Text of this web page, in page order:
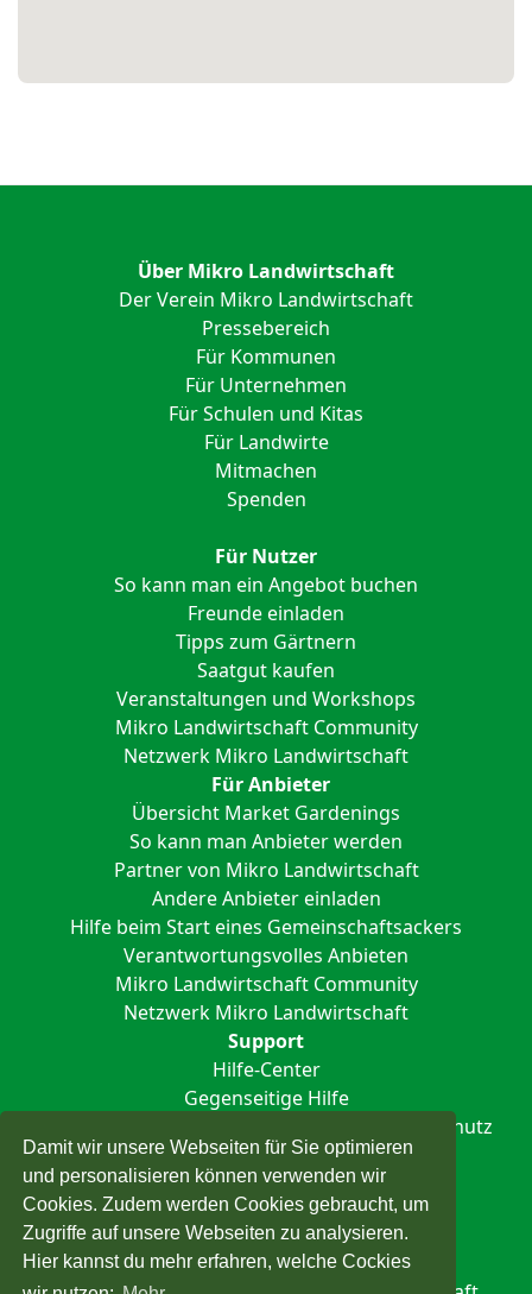
Damit wir unsere Webseiten für Sie optimieren
und personalisieren können verwenden wir
Cookies. Zudem werden Cookies gebraucht, um
Zugriffe auf unsere Webseiten zu analysieren.
Hier kannst du mehr erfahren, welche Cockies
Über Mikro Landwirtschaft
Der Verein Mikro Landwirtschaft
Pressebereich
Für Kommunen
Für Unternehmen
Für Schulen und Kitas
Für Landwirte
Mitmachen
Spenden
Für Nutzer
So kann man ein Angebot buchen
Freunde einladen
Tipps zum Gärtnern
Saatgut kaufen
Veranstaltungen und Workshops
Mikro Landwirtschaft Community
Netzwerk Mikro Landwirtschaft
Für Anbieter
Übersicht Market Gardenings
So kann man Anbieter werden
Partner von Mikro Landwirtschaft
Andere Anbieter einladen
Hilfe beim Start eines Gemeinschaftsackers
Verantwortungsvolles Anbieten
Mikro Landwirtschaft Community
Netzwerk Mikro Landwirtschaft
Support
Hilfe-Center
Gegenseitige Hilfe
Datenschutz